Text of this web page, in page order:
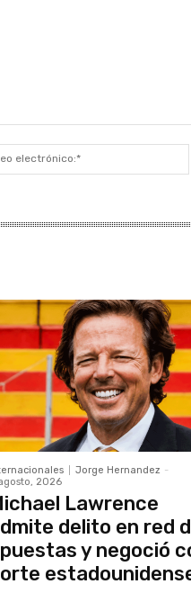
Jorge Hernandez -
2026
Lawrence
delito en red
y negoció